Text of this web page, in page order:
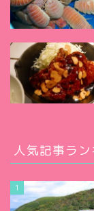
人気記事ラ
1